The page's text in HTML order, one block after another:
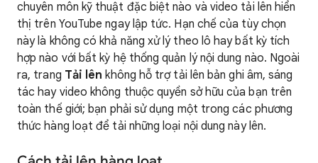
chuyên môn kỹ thuật đặc biệt nào và video tải lên hiển
thị trên YouTube ngay lập tức. Hạn chế của tùy chọn
này là không có khả năng xử lý theo lô hay bất kỳ tích
hợp nào với bất kỳ hệ thống quản lý nội dung nào. Ngoài
ra, trang Tải lên không hỗ trợ tải lên bản ghi âm, sáng
tác hay video không thuộc quyền sở hữu của bạn trên
toàn thế giới; bạn phải sử dụng một trong các phương
thức hàng loạt để tải những loại nội dung này lên.